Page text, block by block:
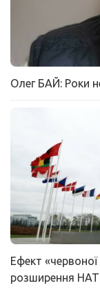
Олег БАЙ: Роки
Ефект
розширення